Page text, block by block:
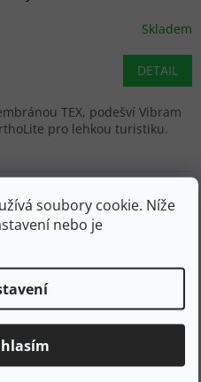
soubory cookie. Níže
nebo je
Skladem
DETAIL
TEX, podešví Vibram
pro lehkou turistiku.